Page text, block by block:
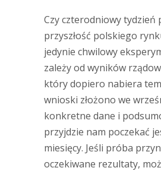
Czy czterodniowy tydzień
przyszłość polskiego
jedynie chwilowy
zależy od wyników
który dopiero nabiera
wnioski złożono we
konkretne dane i
przyjdzie nam poczekać
miesięcy. Jeśli próba
oczekiwane rezultaty,